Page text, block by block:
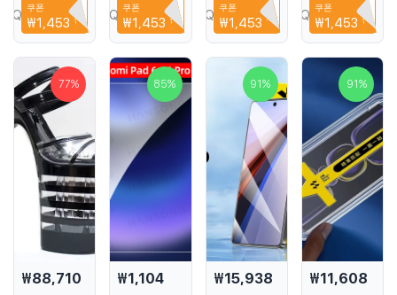
10.2 inch
screen
protectine
Film HD
definition
protector
tablet film
쿠폰
₩1,453 할인
15 Pro Max
HD Clear
Screen
Protector
for iPhone
15 with
Quick
Install Tool
쿠폰
₩1,453 할인
CYPQ3XAVLEH8
Samsung
S25 Ultra
HD
Transparent
Screen
Protective
Film for
Samsung
S25 S24
with
Fingerprint
Protection
쿠폰
₩1,453 할인
CYPQ3XAVLEH8
K80 Pro
HD Privacy
Screen
Protector
for Redmi
K80 Anti-
fingerprint
Non-full
Cover
쿠폰
₩1,453 할인
CYPQ3XAVLEH8
77%
₩88,710
85%
₩1,104
91%
₩15,938
91%
₩11,608